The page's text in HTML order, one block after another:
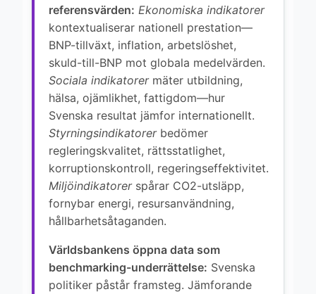
referensvärden: Ekonomiska indikatorer
kontextualiserar nationell prestation—
BNP-tillväxt, inflation, arbetslöshet,
skuld-till-BNP mot globala medelvärden.
Sociala indikatorermäter utbildning,
hälsa, ojämlikhet, fattigdom—hur
Svenska resultat jämfor internationellt.
Styrningsindikatorerbedömer
regleringskvalitet, rättsstatlighet,
korruptionskontroll, regeringseffektivitet.
Miljöindikatorerspårar CO2-utsläpp,
fornybar energi, resursanvändning,
hållbarhetsåtaganden.
Världsbankens öppna data som
benchmarking-underrättelse: Svenska
politiker påstår framsteg. Jämforande